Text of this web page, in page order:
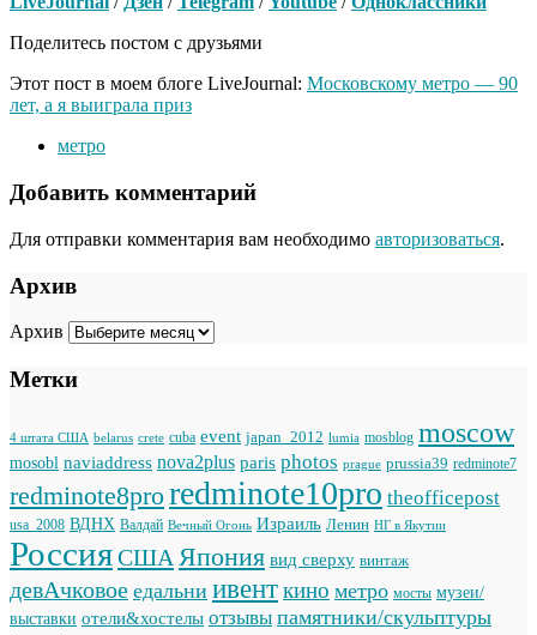
Поделитесь постом с друзьями
Этот пост в моем блоге LiveJournal: Московскому метро — 90
лет, а я выиграла приз
метро
Добавить комментарий
Для отправки комментария вам необходимо авторизоваться.
Архив
Архив
Метки
4 штата США belarus crete cuba event japan_2012 lumia mosblog moscow
mosobl naviaddress nova2plus paris photos prague prussia39 redminote7
redminote8proredminote10pro theofficepost
usa_2008 ВДНХ Валдай Вечный Огонь Израиль Ленин НГ в Якутии
РоссияСША Япония вид сверху винтаж
девАчковое едальни ивенткино метро мосты музеи/
выставки отели&хостелы отзывы памятники/скульптуры